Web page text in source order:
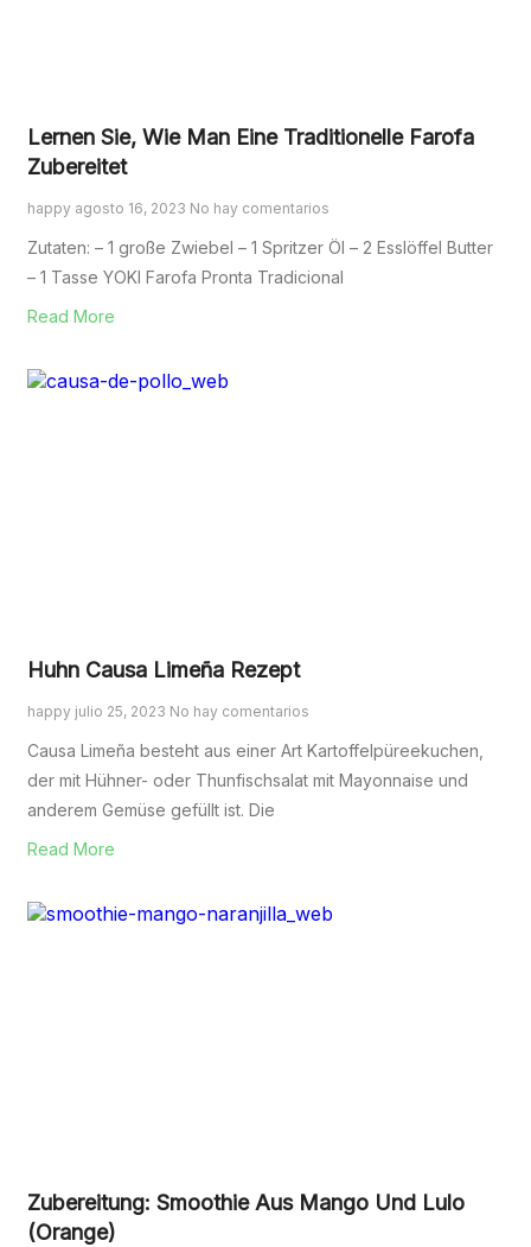
Lernen Sie, Wie Man Eine Traditionelle Farofa
Zubereitet
happy agosto 16, 2023 No hay comentarios
Zutaten: – 1 große Zwiebel – 1 Spritzer Öl – 2 Esslöffel Butter
– 1 Tasse YOKI Farofa Pronta Tradicional
Read More
Huhn Causa Limeña Rezept
happy julio 25, 2023 No hay comentarios
Causa Limeña besteht aus einer Art Kartoffelpüreekuchen,
der mit Hühner- oder Thunfischsalat mit Mayonnaise und
anderem Gemüse gefüllt ist. Die
Read More
Zubereitung: Smoothie Aus Mango Und Lulo
(Orange)